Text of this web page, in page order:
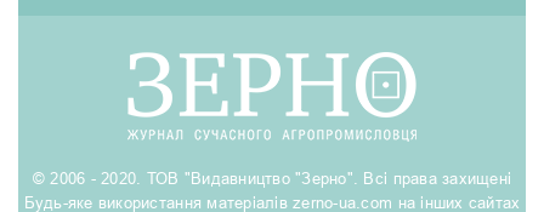
© 2006 - 2020. ТОВ "Видавництво "Зерно". Всі права захищені
Будь-яке використання матеріалів zerno-ua.com на інших сайтах